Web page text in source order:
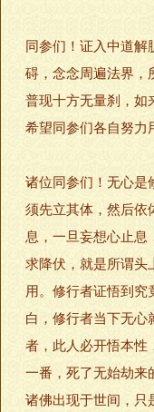
同参们！证入中道
碍，念念周遍法界，
普现十方无量刹，如
希望同参们各自努力
诸位同参们！无心是
须先立其体，然后依
息，一旦妄想心止息
求降伏，就是所谓头
用。修行者证悟到
白，修行者当下无心
者，此人必开悟本性
一番，死了无始劫来
诸佛出现于世间，只